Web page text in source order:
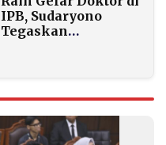
IPB, Sudaryono
Tegaskan